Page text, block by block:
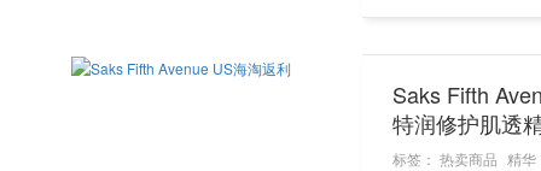
Saks Fifth
特润修护肌透
标签： 热卖商品 精华